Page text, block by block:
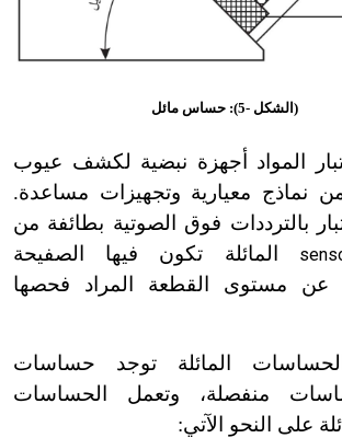
(الشكل -5): حساس مائل
المواد أجهزة نبضية لكشف عيوب
من نماذج معيارية وتجهيزات مساعدة.
بالترددات فوق الصوتية بطائفة من
المائلة تكون فيها الصفيحة
عن مستوى القطعة المراد فحصها
المائلة توجد حساسات
منفصلة، وتعمل الحساسات
على النحو الآتي: